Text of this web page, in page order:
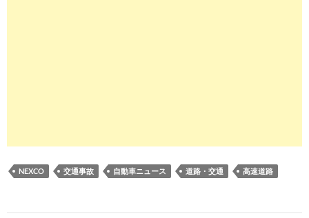
NEXCO 交通事故 自動車ニュース 道路・交通 高速道路